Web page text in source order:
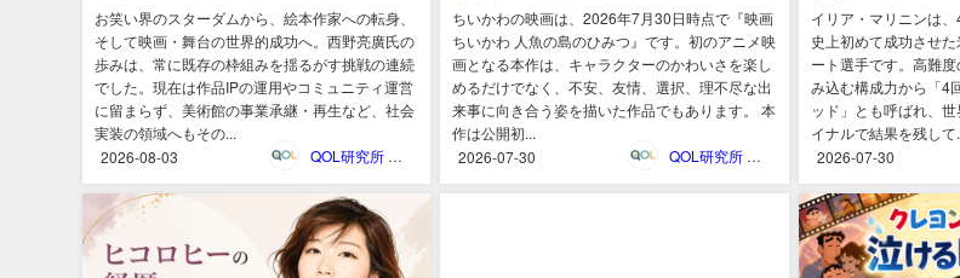
お笑い界のスターダムから、絵本作家への転身、
そして映画・舞台の世界的成功へ。西野亮廣氏の
歩みは、常に既存の枠組みを揺るがす挑戦の連続
でした。現在は作品IPの運用やコミュニティ運営
に留まらず、美術館の事業承継・再生など、社会
実装の領域へもその...
2026-08-03
QOL研究所 ウェブマガジン
ちいかわの映画は、2026年7月30日時点で『映画
ちいかわ 人魚の島のひみつ』です。初のアニメ映
画となる本作は、キャラクターのかわいさを楽し
めるだけでなく、不安、友情、選択、理不尽な出
来事に向き合う姿を描いた作品でもあります。 本
作は公開初...
2026-07-30
QOL研究所 ウェブマガジン
イリア・マリニンは
史上初めて成功させ
ート選手です。高難
み込む構成力から「4
ッド」とも呼ばれ、
イナルで結果を残して
2026-07-30